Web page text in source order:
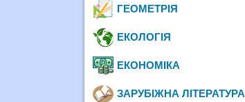
ГЕОМЕТРІЯ
ЕКОЛОГІЯ
ЕКОНОМІКА
ЗАРУБІЖНА ЛІТЕРАТУРА